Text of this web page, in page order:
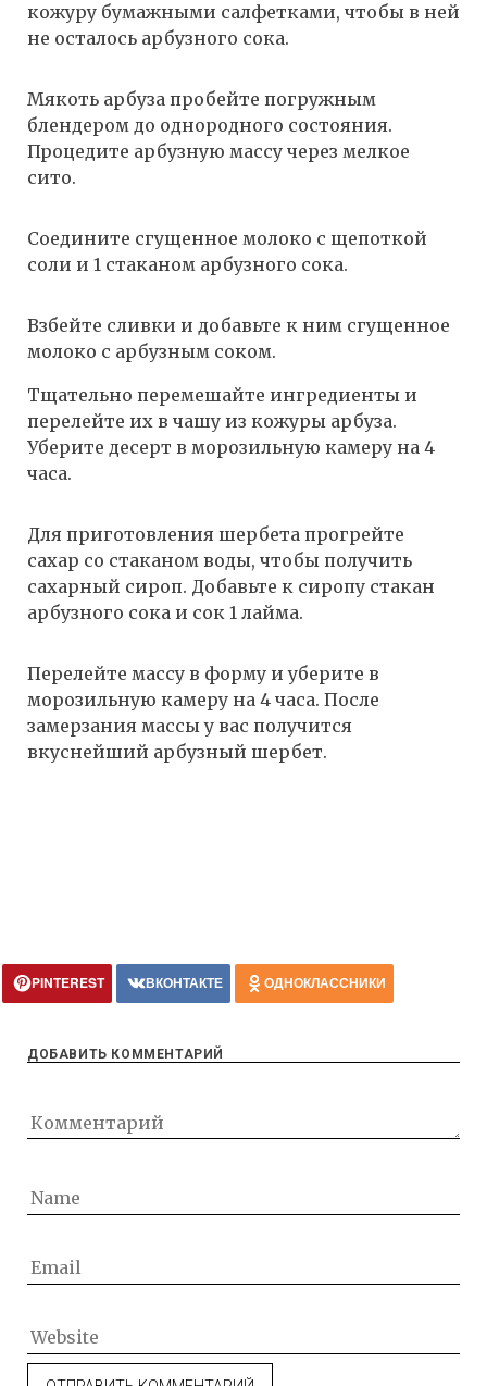
кожуру бумажными салфетками, чтобы в ней
не осталось арбузного сока.
Мякоть арбуза пробейте погружным
блендером до однородного состояния.
Процедите арбузную массу через мелкое
сито.
Соедините сгущенное молоко с щепоткой
соли и 1 стаканом арбузного сока.
Взбейте сливки и добавьте к ним сгущенное
молоко с арбузным соком.
Тщательно перемешайте ингредиенты и
перелейте их в чашу из кожуры арбуза.
Уберите десерт в морозильную камеру на 4
часа.
Для приготовления шербета прогрейте
сахар со стаканом воды, чтобы получить
сахарный сироп. Добавьте к сиропу стакан
арбузного сока и сок 1 лайма.
Перелейте массу в форму и уберите в
морозильную камеру на 4 часа. После
замерзания массы у вас получится
вкуснейший арбузный шербет.
PINTEREST ВКОНТАКТЕ ОДНОКЛАССНИКИ
ДОБАВИТЬ КОММЕНТАРИЙ